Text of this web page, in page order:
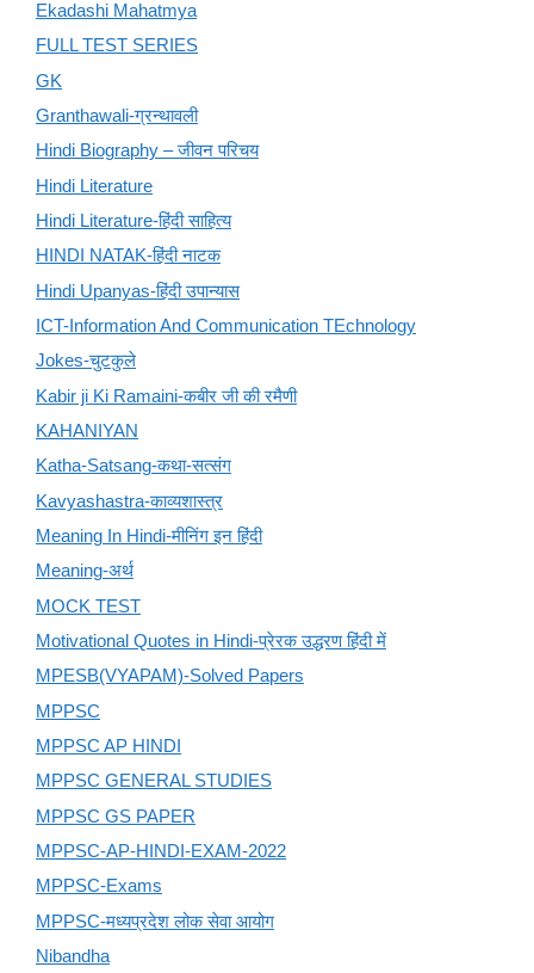
Ekadashi Mahatmya
FULL TEST SERIES
GK
Granthawali-ग्रन्थावली
Hindi Biography – जीवन परिचय
Hindi Literature
Hindi Literature-हिंदी साहित्य
HINDI NATAK-हिंदी नाटक
Hindi Upanyas-हिंदी उपान्यास
ICT-Information And Communication TEchnology
Jokes-चुटकुले
Kabir ji Ki Ramaini-कबीर जी की रमैणी
KAHANIYAN
Katha-Satsang-कथा-सत्संग
Kavyashastra-काव्यशास्त्र
Meaning In Hindi-मीनिंग इन हिंदी
Meaning-अर्थ
MOCK TEST
Motivational Quotes in Hindi-प्रेरक उद्धरण हिंदी में
MPESB(VYAPAM)-Solved Papers
MPPSC
MPPSC AP HINDI
MPPSC GENERAL STUDIES
MPPSC GS PAPER
MPPSC-AP-HINDI-EXAM-2022
MPPSC-Exams
MPPSC-मध्यप्रदेश लोक सेवा आयोग
Nibandha